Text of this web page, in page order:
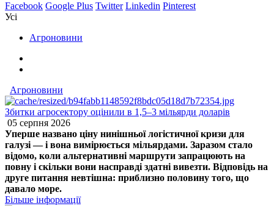
Facebook Google Plus Twitter Linkedin Pinterest
Усі
Агроновини
Агроновини
Збитки агросектору оцінили в 1,5–3 мільярди доларів
05 серпня 2026
Уперше названо ціну нинішньої логістичної кризи для
галузі — і вона вимірюється мільярдами. Заразом стало
відомо, коли альтернативні маршрути запрацюють на
повну і скільки вони насправді здатні вивезти. Відповідь на
друге питання невтішна: приблизно половину того, що
давало море.
Більше інформації